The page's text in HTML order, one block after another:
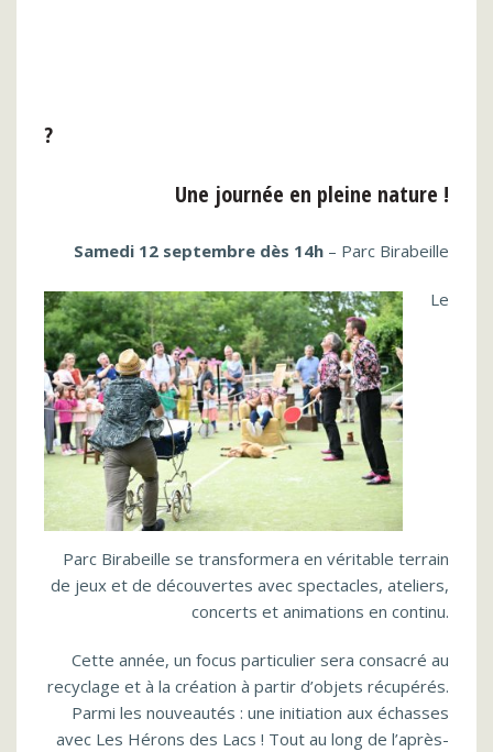
?
Une journée en pleine nature !
Samedi 12 septembre dès 14h – Parc Birabeille
Le
Parc Birabeille se transformera en véritable terrain
de jeux et de découvertes avec spectacles, ateliers,
concerts et animations en continu.
Cette année, un focus particulier sera consacré au
recyclage et à la création à partir d’objets récupérés.
Parmi les nouveautés : une initiation aux échasses
avec Les Hérons des Lacs ! Tout au long de l’après-